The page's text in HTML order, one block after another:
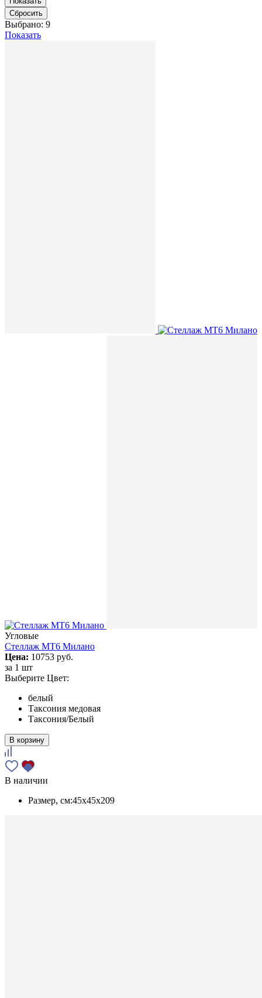
Выбрано: 9
Показать
Угловые
Стеллаж МТ6 Милано
Цена: 10753 руб.
за 1 шт
Выберите Цвет:
белый
Таксония медовая
Таксония/Белый
В корзину
В наличии
Размер, см:45x45x209